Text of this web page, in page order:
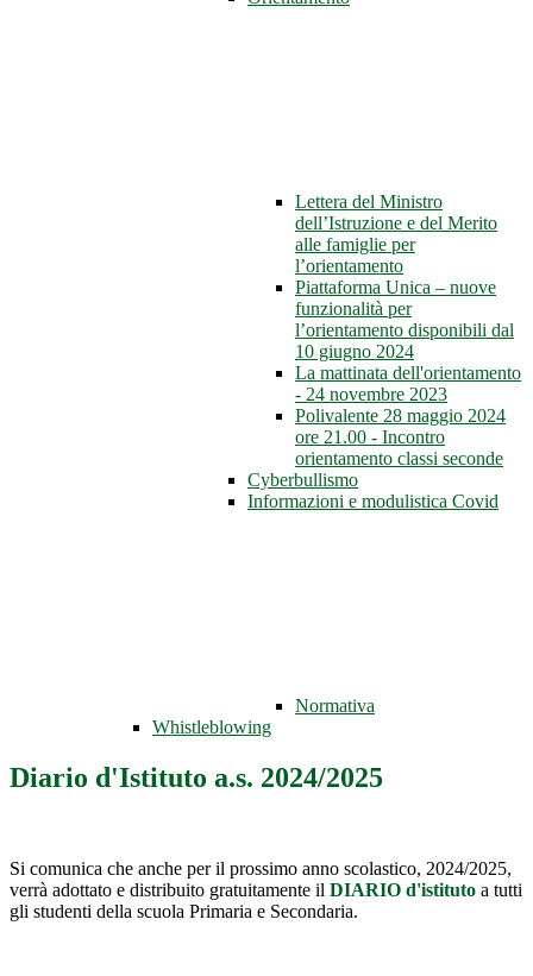
Lettera del Ministro
dell’Istruzione e del Merito
alle famiglie per
l’orientamento
Piattaforma Unica – nuove
funzionalità per
l’orientamento disponibili dal
10 giugno 2024
La mattinata dell'orientamento
- 24 novembre 2023
Polivalente 28 maggio 2024
ore 21.00 - Incontro
orientamento classi seconde
Cyberbullismo
Informazioni e modulistica Covid
Normativa
Whistleblowing
Diario d'Istituto a.s. 2024/2025
Si comunica che anche per il prossimo anno scolastico, 2024/2025,
verrà adottato e distribuito gratuitamente il DIARIO d'istituto a tutti
gli studenti della scuola Primaria e Secondaria.